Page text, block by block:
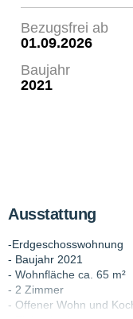
Bezugsfrei ab
01.09.2026
Baujahr
2021
Ausstattung
-Erdgeschosswohnung
- Baujahr 2021
- Wohnfläche ca. 65 m²
- 2 Zimmer
- Offener Wohn und